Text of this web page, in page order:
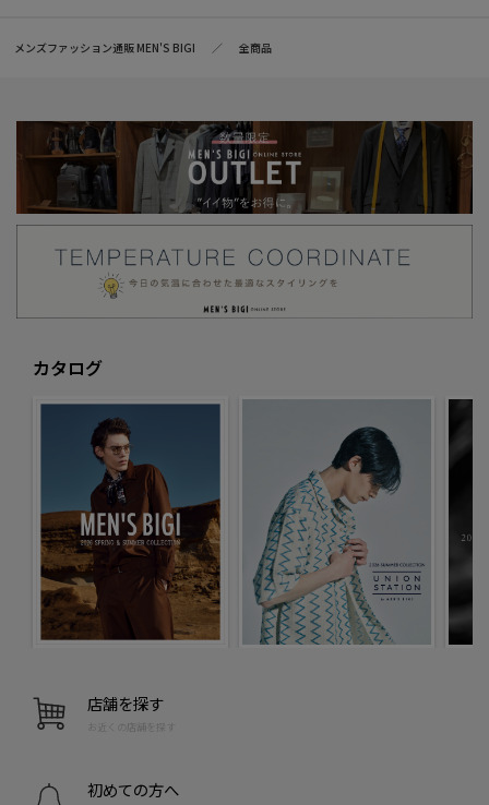
メンズファッション通販 MEN'S BIGI 全商品
カタログ
店舗を探す
お近くの店舗を探す
初めての方へ